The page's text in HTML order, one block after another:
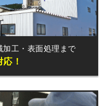
加工・ 表面処理まで
！